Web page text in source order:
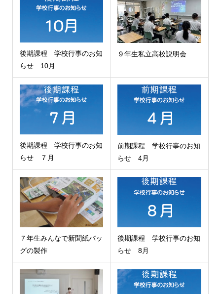
後期課程 学校行事のお知
らせ 10月
９年生私立高校説明会
後期課程 学校行事のお知
らせ ７月
前期課程 学校行事のお知
らせ 4月
７年生みんなで新聞紙バッ
グの製作
後期課程 学校行事のお知
らせ 8月